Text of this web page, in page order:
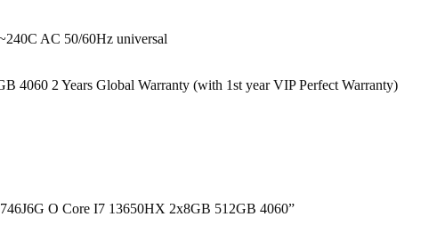
AC 50/60Hz universal
2 Years Global Warranty (with 1st year VIP Perfect Warranty)
O Core I7 13650HX 2x8GB 512GB 4060”